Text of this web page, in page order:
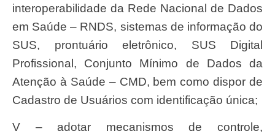
interoperabilidade da Rede Nacional de Dados
em Saúde – RNDS, sistemas de informação do
SUS, prontuário eletrônico, SUS Digital
Profissional, Conjunto Mínimo de Dados da
Atenção à Saúde – CMD, bem como dispor de
Cadastro de Usuários com identificação única;
V – adotar mecanismos de controle,